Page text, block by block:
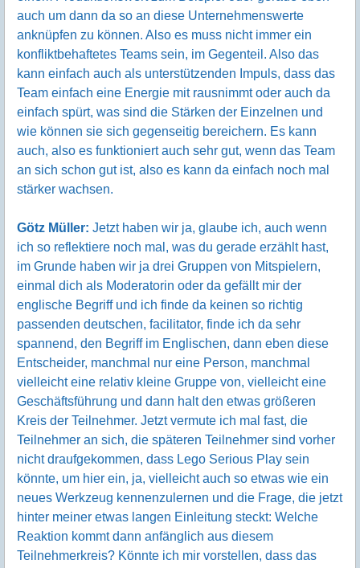
auch um dann da so an diese Unternehmenswerte
anknüpfen zu können. Also es muss nicht immer ein
konfliktbehaftetes Teams sein, im Gegenteil. Also das
kann einfach auch als unterstützenden Impuls, dass das
Team einfach eine Energie mit rausnimmt oder auch da
einfach spürt, was sind die Stärken der Einzelnen und
wie können sie sich gegenseitig bereichern. Es kann
auch, also es funktioniert auch sehr gut, wenn das Team
an sich schon gut ist, also es kann da einfach noch mal
stärker wachsen.
Götz Müller: Jetzt haben wir ja, glaube ich, auch wenn
ich so reflektiere noch mal, was du gerade erzählt hast,
im Grunde haben wir ja drei Gruppen von Mitspielern,
einmal dich als Moderatorin oder da gefällt mir der
englische Begriff und ich finde da keinen so richtig
passenden deutschen, facilitator, finde ich da sehr
spannend, den Begriff im Englischen, dann eben diese
Entscheider, manchmal nur eine Person, manchmal
vielleicht eine relativ kleine Gruppe von, vielleicht eine
Geschäftsführung und dann halt den etwas größeren
Kreis der Teilnehmer. Jetzt vermute ich mal fast, die
Teilnehmer an sich, die späteren Teilnehmer sind vorher
nicht draufgekommen, dass Lego Serious Play sein
könnte, um hier ein, ja, vielleicht auch so etwas wie ein
neues Werkzeug kennenzulernen und die Frage, die jetzt
hinter meiner etwas langen Einleitung steckt: Welche
Reaktion kommt dann anfänglich aus diesem
Teilnehmerkreis? Könnte ich mir vorstellen, dass das